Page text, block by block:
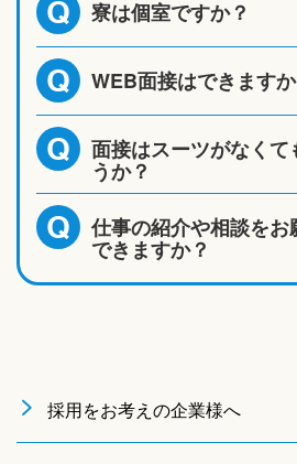
Q 寮は個室ですか？
Q WEB面接はできますか
Q 面接はスーツがなくて
うか？
Q 仕事の紹介や相談を
できますか？
採用をお考えの企業様へ